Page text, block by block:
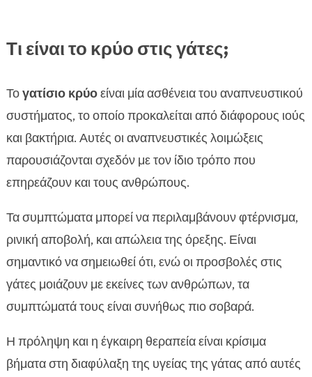
Τι είναι το κρύο στις γάτες;
Τογατίσιο κρύοείναι μία ασθένεια του αναπνευστικού
συστήματος, το οποίο προκαλείται από διάφορους ιούς
και βακτήρια. Αυτές οι αναπνευστικές λοιμώξεις
παρουσιάζονται σχεδόν με τον ίδιο τρόπο που
επηρεάζουν και τους ανθρώπους.
Τα συμπτώματα μπορεί να περιλαμβάνουν φτέρνισμα,
ρινική αποβολή, και απώλεια της όρεξης. Είναι
σημαντικό να σημειωθεί ότι, ενώ οι προσβολές στις
γάτες μοιάζουν με εκείνες των ανθρώπων, τα
συμπτώματά τους είναι συνήθως πιο σοβαρά.
Η πρόληψη και η έγκαιρη θεραπεία είναι κρίσιμα
βήματα στη διαφύλαξη της υγείας της γάτας από αυτές